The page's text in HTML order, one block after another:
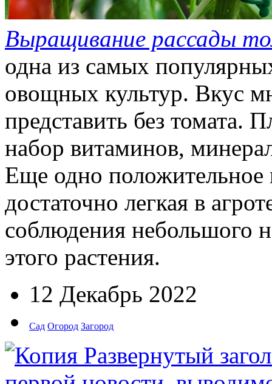
Выращивание рассады
одна из самых
овощных культур. Вкус
представить без томата.
набор витаминов,
Еще одно положительное
достаточно легкая в
соблюдения небольшого
этого растения.
12 Декабрь 2022
Сад Огород Загород